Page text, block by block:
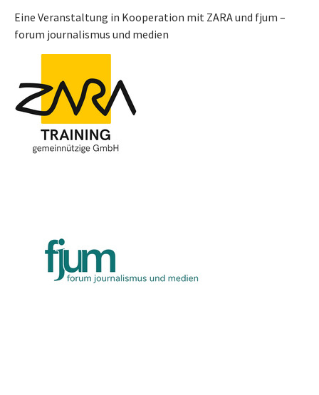
Eine Veranstaltung in Kooperation mit ZARA und fjum –
forum journalismus und medien